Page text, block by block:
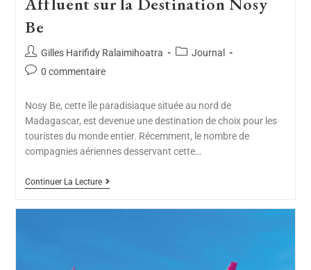
Be
Gilles Harifidy Ralaimihoatra
Journal
0 commentaire
Nosy Be, cette île paradisiaque située au nord de
Madagascar, est devenue une destination de choix pour les
touristes du monde entier. Récemment, le nombre de
compagnies aériennes desservant cette…
Continuer La Lecture